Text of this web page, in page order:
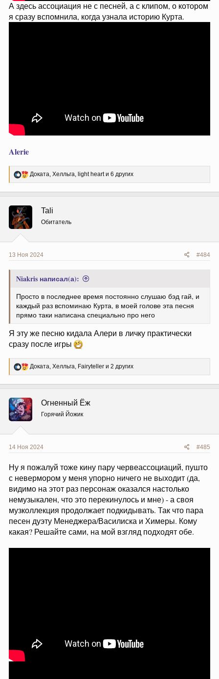
А здесь ассоциация не с песней, а с клипом, о котором
я сразу вспомнила, когда узнала историю Курта.
Alerie
Р
е
ц
и
:
Доката, Хелльга, light heartи 6 других
Tali
Обитатель
13 Ноя 2024 #484
Niakris написал(а):
Просто в последнее время постоянно слушаю бэд гай, и
каждый раз вспоминаю Курта, в моей голове эта песня
прямо таки написана специально про него
Я эту же песню кидала Алери в личку практически
сразу после игры
Р
е
ц
и
и
:
Доката, Хелльга, Fairyteller и 2 других
Огненный Ёж
Горячий Йожик
14 Ноя 2024 #485
Ну я пожалуй тоже кину пару червеассоциаций, пушто
с невермором у меня упорно ничего не выходит (да,
видимо на этот раз персонаж оказался настолько
немузыкален, что это перекинулось и мне) - а своя
музколлекция продолжает подкидывать. Так что пара
песен дуэту Менеджера/Василиска и Химеры. Кому
какая? Решайте сами, на мой взгляд подходят обе.